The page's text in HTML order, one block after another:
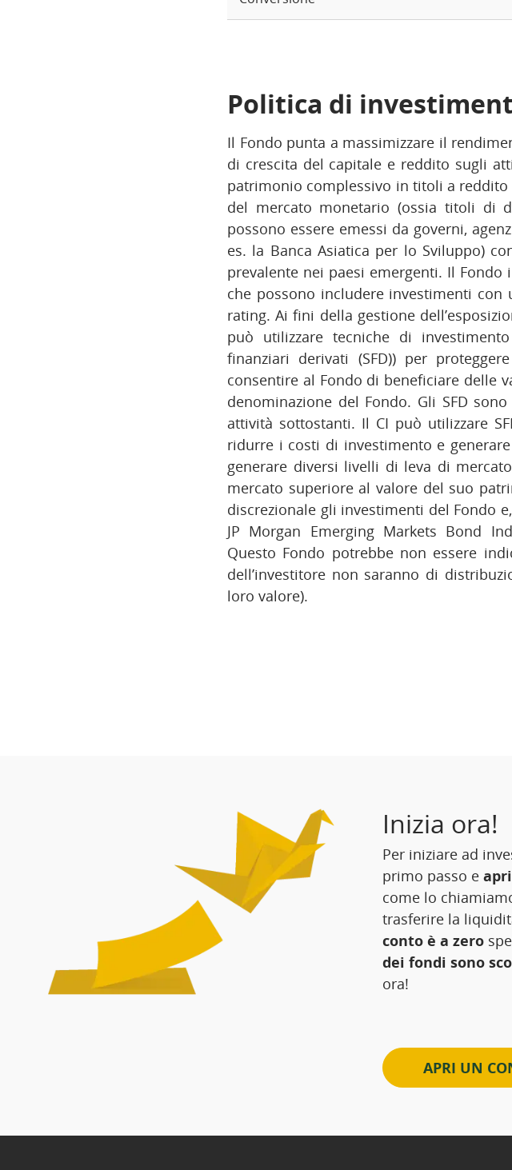
Politica di
Il Fondo punta a massimizzare il
di crescita del capitale e reddito sugli
patrimonio complessivo in titoli a
del mercato monetario (ossia titoli di
possono essere emessi da governi,
es. la Banca Asiatica per lo Sviluppo)
prevalente nei paesi emergenti. Il
che possono includere investimenti
rating. Ai fini della gestione
può utilizzare tecniche di
finanziari derivati (SFD)) per
consentire al Fondo di beneficiare delle
denominazione del Fondo. Gli SFD
attività sottostanti. Il CI può utilizzare
ridurre i costi di investimento e
generare diversi livelli di leva di
mercato superiore al valore del suo
discrezionale gli investimenti del Fondo
JP Morgan Emerging Markets Bond
Questo Fondo potrebbe non essere
dell’investitore non saranno di
loro valore).
Inizia ora!
Per iniziare ad
primo passo e
come lo
trasferire la
conto è a zero
dei fondi sono
ora!
APRI UN